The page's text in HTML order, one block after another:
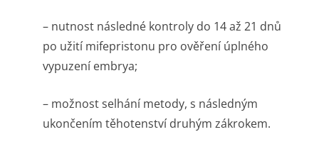
– nutnost následné kontroly do 14 až 21 dnů
po užití mifepristonu pro ověření úplného
vypuzení embrya;
– možnost selhání metody, s následným
ukončením těhotenství druhým zákrokem.